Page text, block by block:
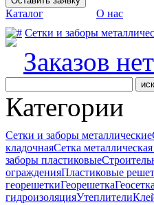
Каталог О нас
Сетки и заборы
Заказов нет
Категории
Сетки и заборы металлические
кладочнаяСетка
заборы пластиковые
огражденияПластиковые
георешеткиГеорешеткаГеосетка
гидроизоляцияУтеплители